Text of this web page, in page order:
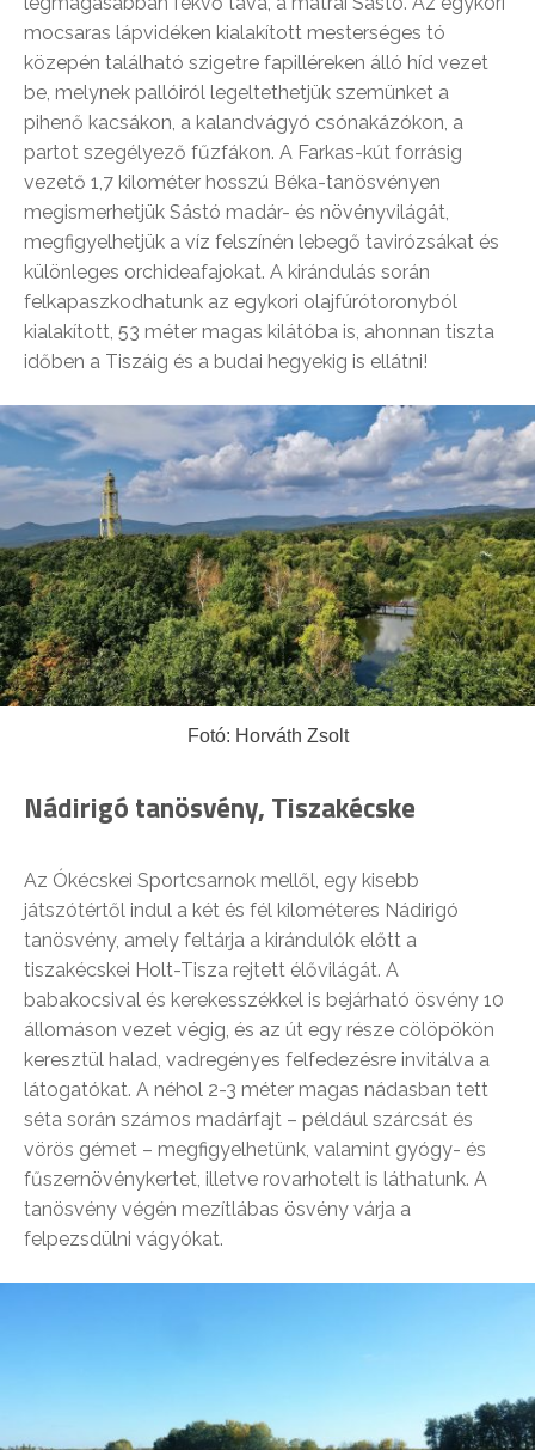
mocsaras lápvidéken kialakított mesterséges tó
közepén található szigetre fapilléreken álló híd vezet
be, melynek pallóiról legeltethetjük szemünket a
pihenő kacsákon, a kalandvágyó csónakázókon, a
partot szegélyező fűzfákon. A Farkas-kút forrásig
vezető 1,7 kilométer hosszú Béka-tanösvényen
megismerhetjük Sástó madár- és növényvilágát,
megfigyelhetjük a víz felszínén lebegő tavirózsákat és
különleges orchideafajokat. A kirándulás során
felkapaszkodhatunk az egykori olajfúrótoronyból
kialakított, 53 méter magas kilátóba is, ahonnan tiszta
időben a Tiszáig és a budai hegyekig is ellátni!
Fotó: Horváth Zsolt
Nádirigó tanösvény, Tiszakécske
Az Ókécskei Sportcsarnok mellől, egy kisebb
játszótértől indul a két és fél kilométeres Nádirigó
tanösvény, amely feltárja a kirándulók előtt a
tiszakécskei Holt-Tisza rejtett élővilágát. A
babakocsival és kerekesszékkel is bejárható ösvény 10
állomáson vezet végig, és az út egy része cölöpökön
keresztül halad, vadregényes felfedezésre invitálva a
látogatókat. A néhol 2-3 méter magas nádasban tett
séta során számos madárfajt – például szárcsát és
vörös gémet – megfigyelhetünk, valamint gyógy- és
fűszernövénykertet, illetve rovarhotelt is láthatunk. A
tanösvény végén mezítlábas ösvény várja a
felpezsdülni vágyókat.